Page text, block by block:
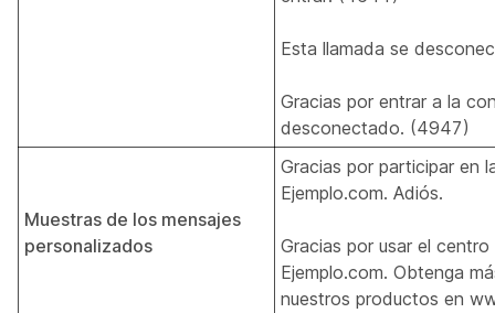
Esta llamada se
Gracias por entrar a la
desconectado. (4947)
Muestras de los mensajes
personalizados
Gracias por participar en
Ejemplo.com. Adiós.
Gracias por usar el
Ejemplo.com. Obtenga
nuestros productos en